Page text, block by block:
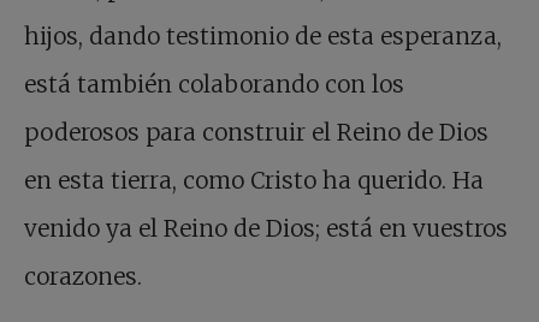
hijos, dando testimonio de esta esperanza,
está también colaborando con los
poderosos para construir el Reino de Dios
en esta tierra, como Cristo ha querido. Ha
venido ya el Reino de Dios; está en vuestros
corazones.